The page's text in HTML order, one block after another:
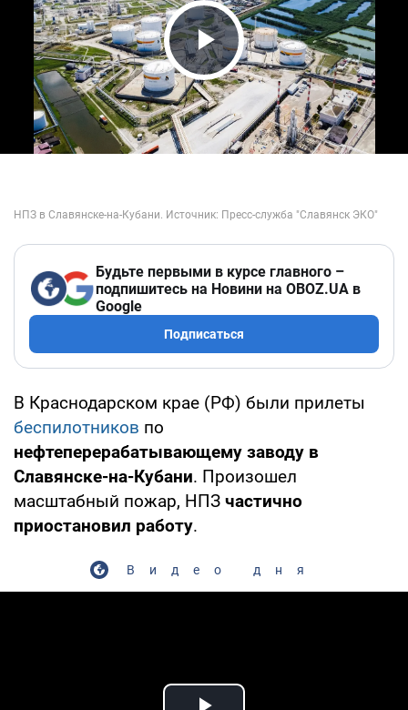
Play Video
Будьте первыми в курсе главного –
подпишитесь на Новини на OBOZ.UA в
Google
Подписаться
В Краснодарском крае (РФ) были прилеты
беспилотников по
нефтеперерабатывающему заводу в
Славянске-на-Кубани. Произошел
масштабный пожар, НПЗ частично
приостановил работу.
Видео дня